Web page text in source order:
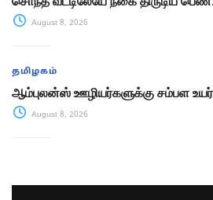
August 8, 2026
தமிழகம்
ஆம்புலன்ஸ் ஊழியர்களுக்கு சம்பள
August 8, 2026